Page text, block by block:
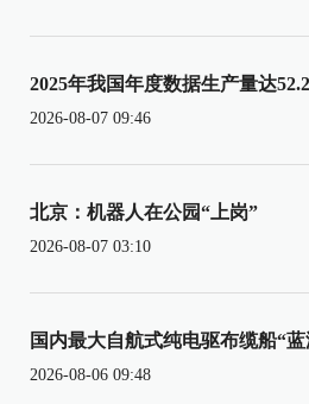
2025年我国年度数据生产量达
2026-08-07 09:46
北京：机器人在公园“上岗”
2026-08-07 03:10
国内最大自航式纯电驱布缆船“
2026-08-06 09:48